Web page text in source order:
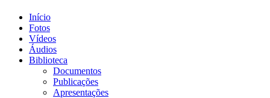
Início
Fotos
Vídeos
Áudios
Biblioteca
Documentos
Publicações
Apresentações